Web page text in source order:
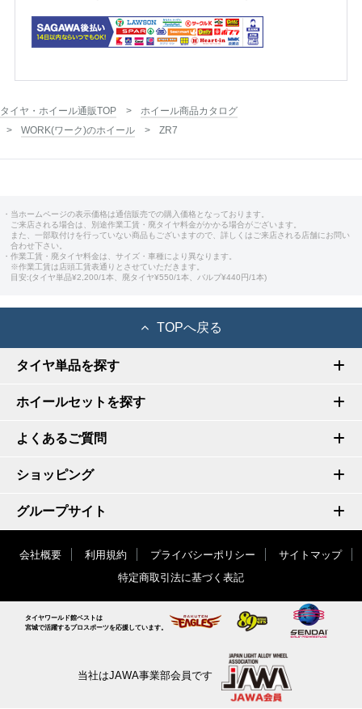
タイヤ・ホイール通販TOP
ホイール商品カタログ
WORK(ワーク)のホイール
ZR7
・当ホームページの表示価格は通信販売での購入価格となっております。
ご来店される場合は、別途作業工賃・廃タイヤ料金がかかる場合がございます。
また、一部取付けを行っていない商品もございますので、詳しくはご来店される店舗にお問い
合わせ下さい。
・作業工賃・廃タイヤ料金は、サイズ・車種により異なります。
※作業工賃は店頭工賃表通りとさせていただきます。
目安:(タイヤ単品¥2,200/1本、廃タイヤ¥550/1本、バルブ¥440円/1本)
TOPへ戻る
タイヤ単品を探す
ホイールセットを探す
よくあるご質問
ショッピング
グループサイト
会社概要 利用規約 プライバシーポリシー
サイトマップ
特定商取引法に基づく表記
タイヤワールド館ベストは
宮城で活躍するプロスポーツを応援しています。
当社はJAWA事業部会員です